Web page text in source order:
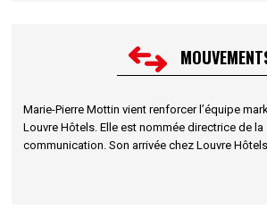
Marie-Pierre Mottin vient renforcer l’équipe
Louvre Hôtels. Elle est nommée directrice de la
communication. Son arrivée chez Louvre